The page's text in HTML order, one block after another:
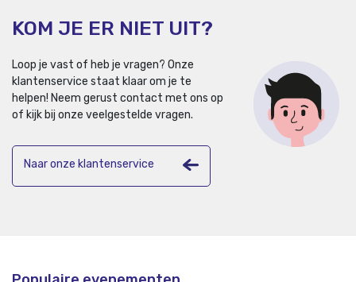
KOM JE ER NIET UIT?
Loop je vast of heb je vragen? Onze
klantenservice staat klaar om je te
helpen! Neem gerust contact met ons op
of kijk bij onze veelgestelde vragen.
Naar onze klantenservice